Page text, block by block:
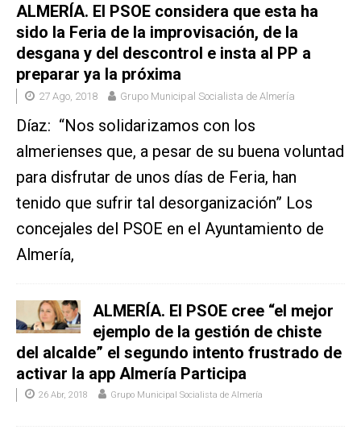
ALMERÍA. El PSOE considera que esta ha
sido la Feria de la improvisación, de la
desgana y del descontrol e insta al PP a
preparar ya la próxima
27 Ago, 2018 Grupo Municipal Socialista de Almería
Díaz: “Nos solidarizamos con los
almerienses que, a pesar de su buena voluntad
para disfrutar de unos días de Feria, han
tenido que sufrir tal desorganización” Los
concejales del PSOE en el Ayuntamiento de
Almería,
ALMERÍA. El PSOE cree “el mejor
ejemplo de la gestión de chiste
del alcalde” el segundo intento frustrado de
activar la app Almería Participa
26 Abr, 2018 Grupo Municipal Socialista de Almería